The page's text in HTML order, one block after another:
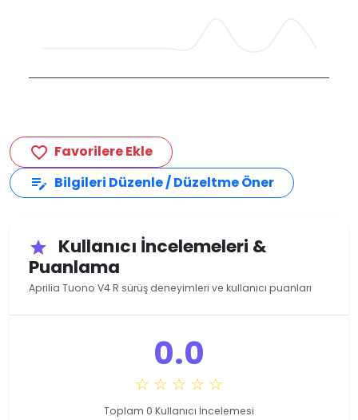
favorite_border Favorilere Ekle
edit_note Bilgileri Düzenle / Düzeltme Öner
star
Kullanıcı İncelemeleri &
Puanlama
Aprilia Tuono V4 R sürüş deneyimleri ve kullanıcı puanları
0.0
☆ ☆ ☆ ☆ ☆
Toplam 0 Kullanıcı İncelemesi